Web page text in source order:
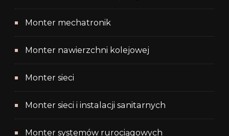
Monter mechatronik
Monter nawierzchni kolejowej
Monter sieci
Monter sieci i instalacji sanitarnych
Monter systemów rurociągowych